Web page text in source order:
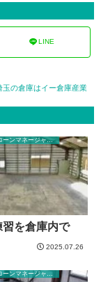
LINE
玉の倉庫はイー倉庫産業
SB倉庫点検部ドローンマネージャーのブログ
習を倉庫内で
2025.07.26
SB倉庫点検部ドローンマネージャーのブログ